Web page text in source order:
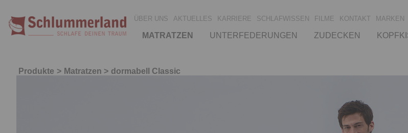
ÜBER UNS AKTUELLES KARRIERE SCHLAFWISSEN FILME KONTAKT MARKEN
MATRATZEN UNTERFEDERUNGEN ZUDECKEN
Produkte Matratzen dormabell Classic